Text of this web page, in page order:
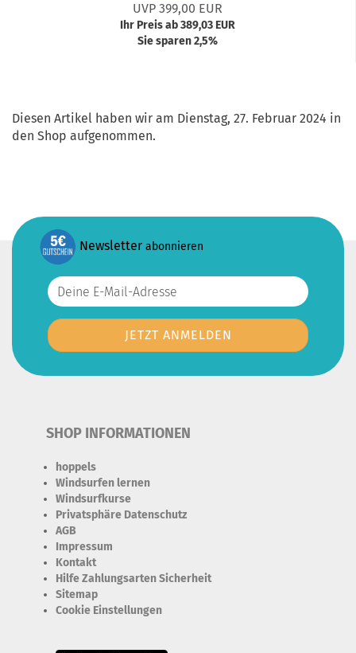
UVP 399,00 EUR
Ihr Preis ab 389,03 EUR
Sie sparen 2,5%
Diesen Artikel haben wir am Dienstag, 27. Februar 2024 in
den Shop aufgenommen.
Newsletter abonnieren
SHOP INFORMATIONEN
hoppels
Windsurfen lernen
Windsurfkurse
Privatsphäre Datenschutz
AGB
Impressum
Kontakt
Hilfe Zahlungsarten Sicherheit
Sitemap
Cookie Einstellungen